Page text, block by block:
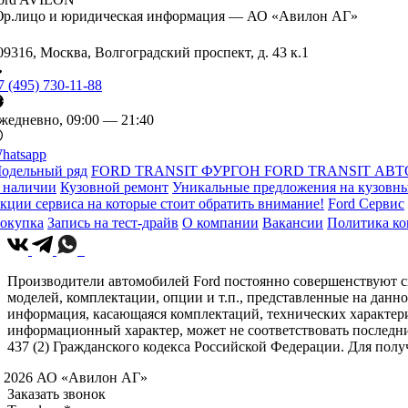
и юридическая информация — АО «Авилон АГ»
Москва, Волгоградский проспект, д. 43 к.1
(495) 730-11-88
09:00 — 21:40
ряд FORD TRANSIT ФУРГОН FORD TRANSIT
Кузовной ремонт Уникальные предложения на
сервиса на которые стоит обратить внимание! Ford Сервис
Запись на тест-драйв О компании Вакансии Политика
Производители автомобилей Ford постоянно
моделей, комплектации, опции и т.п., представленные на
информация, касающаяся комплектаций, технических
информационный характер, может не соответствовать
437 (2) Гражданского кодекса Российской Федерации. Для
АО «Авилон АГ»
Заказать звонок